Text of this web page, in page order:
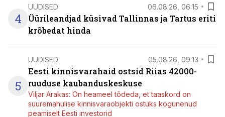
4
UUDISED 06.08.26, 06:15
Üürileandjad küsivad Tallinnas ja Tartus eriti
krõbedat hinda
5
UUDISED 05.08.26, 09:13
Eesti kinnisvarahaid ostsid Riias 42000-
ruuduse kaubanduskeskuse
Viljar Arakas: On heameel tõdeda, et taaskord on
suuremahulise kinnisvaraobjekti ostuks kogunenud
peamiselt Eesti investorid